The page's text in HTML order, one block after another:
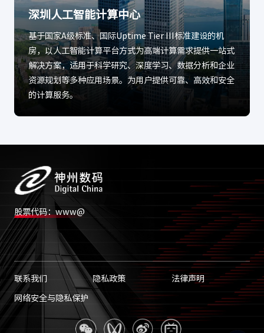
深圳人工智能计算中心
基于国家A级标准、国际Uptime Tier III标准建设的机
房，以人工智能计算平台方式为高端计算需求提供一站式
解决方案，适用于科学研究、深度学习、数据分析和企业
资源规划等多种应用场景。为用户提供可靠、高效和安全
的计算服务。
股票代码：www@
联系我们 隐私政策 法律声明
网络安全与隐私保护